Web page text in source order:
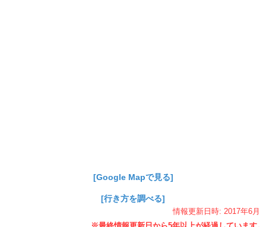
[Google Mapで見る]
[行き方を調べる]
情報更新日時: 2017年6月